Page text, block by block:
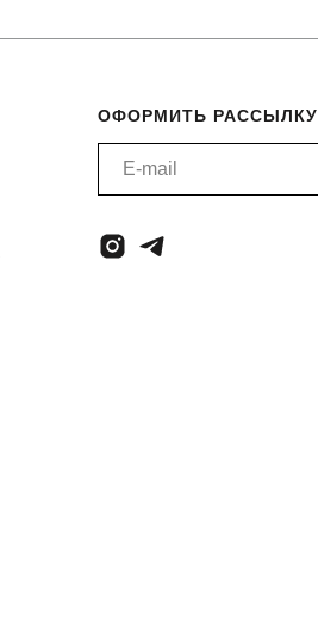
ОФОРМИТЬ РАССЫЛКУ